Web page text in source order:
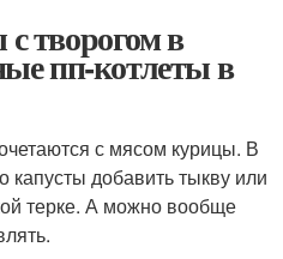
творогом в
пп-котлеты в
с мясом курицы. В
добавить тыкву или
терке. А можно вообще